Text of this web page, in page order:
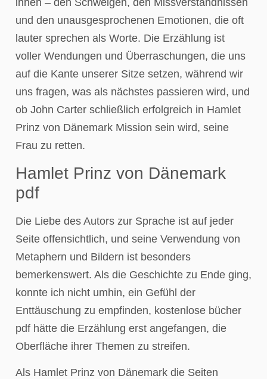
ihnen – den Schweigen, den Missverständnissen
und den unausgesprochenen Emotionen, die oft
lauter sprechen als Worte. Die Erzählung ist
voller Wendungen und Überraschungen, die uns
auf die Kante unserer Sitze setzen, während wir
uns fragen, was als nächstes passieren wird, und
ob John Carter schließlich erfolgreich in Hamlet
Prinz von Dänemark Mission sein wird, seine
Frau zu retten.
Hamlet Prinz von Dänemark
pdf
Die Liebe des Autors zur Sprache ist auf jeder
Seite offensichtlich, und seine Verwendung von
Metaphern und Bildern ist besonders
bemerkenswert. Als die Geschichte zu Ende ging,
konnte ich nicht umhin, ein Gefühl der
Enttäuschung zu empfinden, kostenlose bücher
pdf hätte die Erzählung erst angefangen, die
Oberfläche ihrer Themen zu streifen.
Als Hamlet Prinz von Dänemark die Seiten